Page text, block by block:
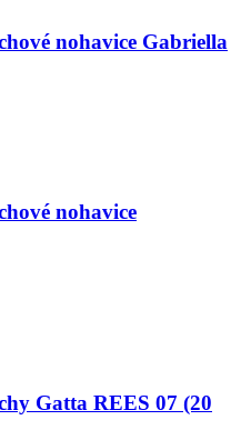
nohavice Gabriella
nohavice
Gatta REES 07 (20